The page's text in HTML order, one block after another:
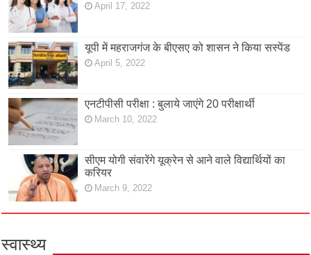
April 17, 2022
यूपी में महराजगंज के बीएसए को शासन ने किया सस्पेंड
April 5, 2022
एनटीपीसी परीक्षा : बुलाये जाएंगे 20 परीक्षार्थी
March 10, 2022
सीएम योगी संवारेंगे यूक्रेन से आने वाले विद्यार्थियों का
करियर
March 9, 2022
स्वास्थ्य